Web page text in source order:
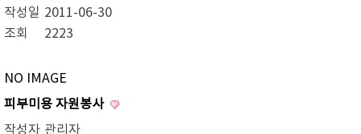
작성일 2011-06-30
조회
2223
NO IMAGE
피부미용 자원봉사
작성자 관리자